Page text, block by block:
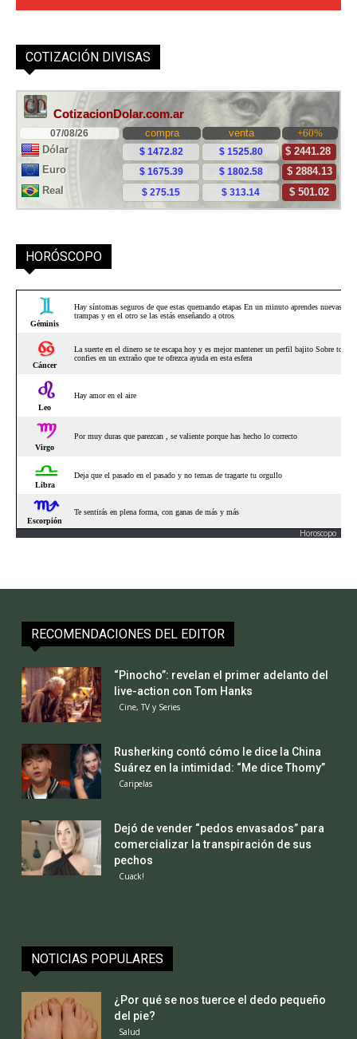
COTIZACIÓN DIVISAS
HORÓSCOPO
Horoscopo
RECOMENDACIONES DEL EDITOR
“Pinocho”: revelan el primer adelanto del
live-action con Tom Hanks
Cine, TV y Series
Rusherking contó cómo le dice la China
Suárez en la intimidad: “Me dice Thomy”
Caripelas
Dejó de vender “pedos envasados” para
comercializar la transpiración de sus
pechos
Cuack!
NOTICIAS POPULARES
¿Por qué se nos tuerce el dedo pequeño
del pie?
Salud